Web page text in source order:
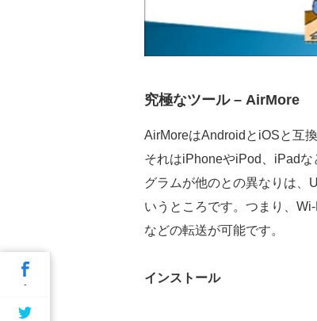
究極なツール – AirMore
AirMoreはAndroidとiOSと互
それはiPhoneやiPod、iPad
グラムが他のとの異なりは、
いうところです。つまり、
などの転送が可能です。
インストール
-